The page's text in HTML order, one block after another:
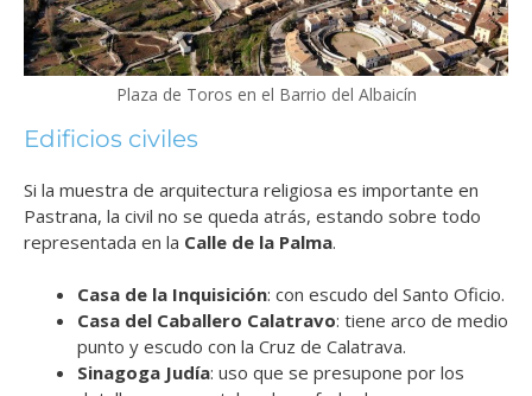
Plaza de Toros en el Barrio del Albaicín
Edificios civiles
Si la muestra de arquitectura religiosa es importante en
Pastrana, la civil no se queda atrás, estando sobre todo
representada en la Calle de la Palma.
Casa de la Inquisición: con escudo del Santo Oficio.
Casa del Caballero Calatravo: tiene arco de medio
punto y escudo con la Cruz de Calatrava.
Sinagoga Judía: uso que se presupone por los